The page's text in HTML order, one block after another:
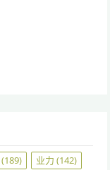
(189) 业力 (142)